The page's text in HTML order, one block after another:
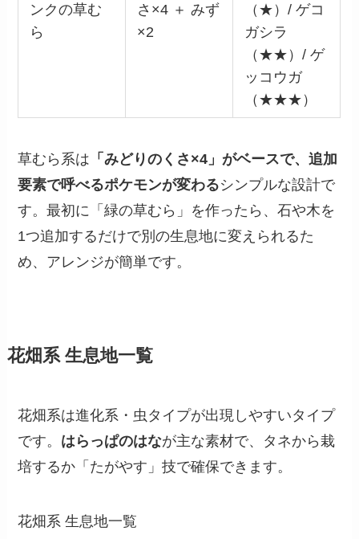
ンクの草む
ら
さ×4 ＋ みず
×2
（★）/ ゲコ
ガシラ
（★★）/ ゲ
ッコウガ
（★★★）
草むら系は 「みどりのくさ×4」がベースで、追加
要素で呼べるポケモンが変わるシンプルな設計で
す。最初に「緑の草むら」を作ったら、石や木を
1つ追加するだけで別の生息地に変えられるた
め、アレンジが簡単です。
花畑系 生息地一覧
花畑系は進化系・虫タイプが出現しやすいタイプ
です。 はらっぱのはなが主な素材で、タネから栽
培するか「たがやす」技で確保できます。
花畑系 生息地一覧